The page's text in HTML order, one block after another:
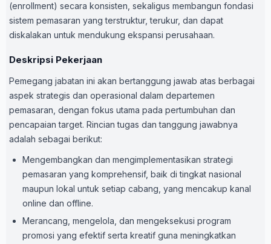
(enrollment) secara konsisten, sekaligus membangun fondasi
sistem pemasaran yang terstruktur, terukur, dan dapat
diskalakan untuk mendukung ekspansi perusahaan.
Deskripsi Pekerjaan
Pemegang jabatan ini akan bertanggung jawab atas berbagai
aspek strategis dan operasional dalam departemen
pemasaran, dengan fokus utama pada pertumbuhan dan
pencapaian target. Rincian tugas dan tanggung jawabnya
adalah sebagai berikut:
Mengembangkan dan mengimplementasikan strategi
pemasaran yang komprehensif, baik di tingkat nasional
maupun lokal untuk setiap cabang, yang mencakup kanal
online dan offline.
Merancang, mengelola, dan mengeksekusi program
promosi yang efektif serta kreatif guna meningkatkan